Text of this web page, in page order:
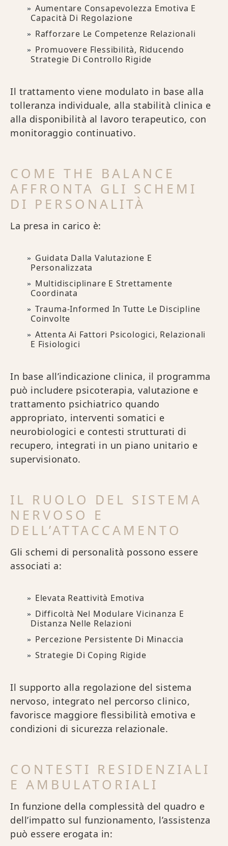
Aumentare Consapevolezza Emotiva E
Capacità Di Regolazione
Rafforzare Le Competenze Relazionali
Promuovere Flessibilità, Riducendo
Strategie Di Controllo Rigide
Il trattamento viene modulato in base alla
tolleranza individuale, alla stabilità clinica e
alla disponibilità al lavoro terapeutico, con
monitoraggio continuativo.
COME THE BALANCE
AFFRONTA GLI SCHEMI
DI PERSONALITÀ
La presa in carico è:
Guidata Dalla Valutazione E
Personalizzata
Multidisciplinare E Strettamente
Coordinata
Trauma-Informed In Tutte Le Discipline
Coinvolte
Attenta Ai Fattori Psicologici, Relazionali
E Fisiologici
In base all’indicazione clinica, il programma
può includere psicoterapia, valutazione e
trattamento psichiatrico quando
appropriato, interventi somatici e
neurobiologici e contesti strutturati di
recupero, integrati in un piano unitario e
supervisionato.
IL RUOLO DEL SISTEMA
NERVOSO E
DELL’ATTACCAMENTO
Gli schemi di personalità possono essere
associati a:
Elevata Reattività Emotiva
Difficoltà Nel Modulare Vicinanza E
Distanza Nelle Relazioni
Percezione Persistente Di Minaccia
Strategie Di Coping Rigide
Il supporto alla regolazione del sistema
nervoso, integrato nel percorso clinico,
favorisce maggiore flessibilità emotiva e
condizioni di sicurezza relazionale.
CONTESTI RESIDENZIALI
E AMBULATORIALI
In funzione della complessità del quadro e
dell’impatto sul funzionamento, l’assistenza
può essere erogata in: